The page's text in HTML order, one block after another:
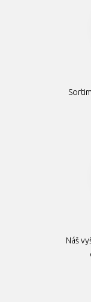
Náš